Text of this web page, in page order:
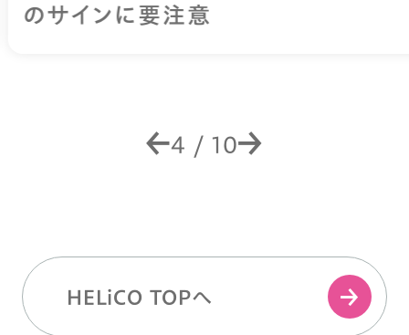
のサインに要注意
4 / 10
HELiCO TOPへ